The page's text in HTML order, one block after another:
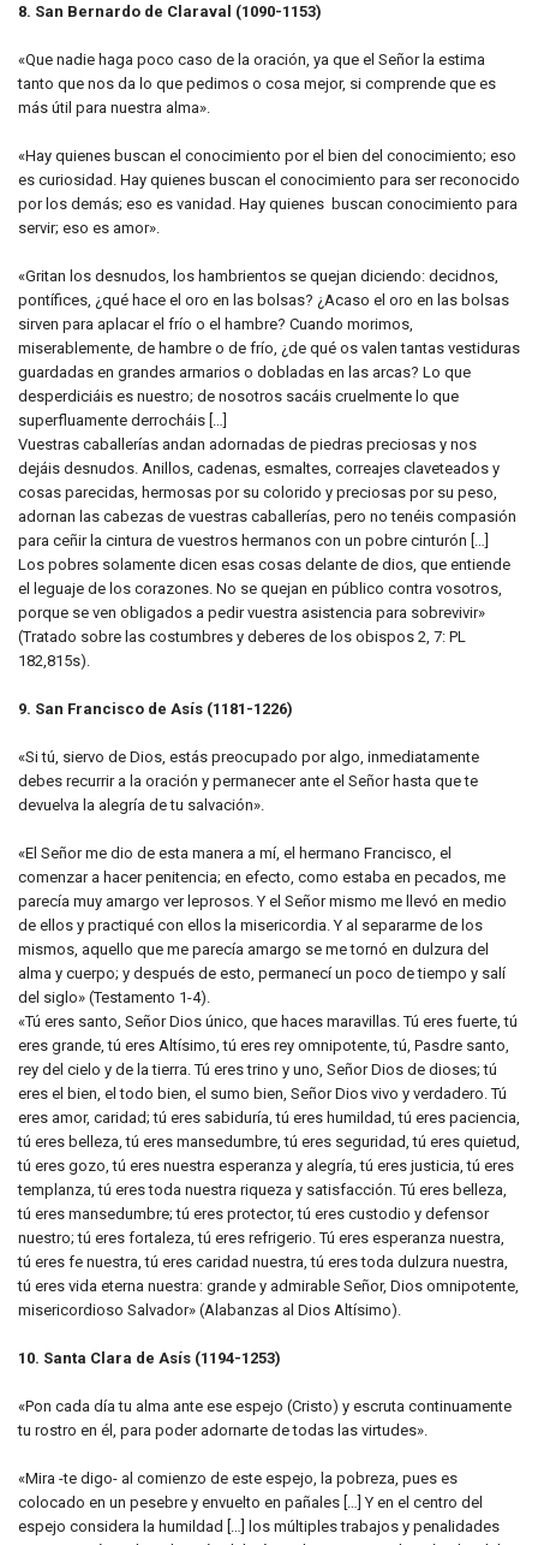
8. San Bernardo de Claraval (1090-1153)
«Que nadie haga poco caso de la oración, ya que el Señor la estima
tanto que nos da lo que pedimos o cosa mejor, si comprende que es
más útil para nuestra alma».
«Hay quienes buscan el conocimiento por el bien del conocimiento; eso
es curiosidad. Hay quienes buscan el conocimiento para ser reconocido
por los demás; eso es vanidad. Hay quienes buscan conocimiento para
servir; eso es amor».
«Gritan los desnudos, los hambrientos se quejan diciendo: decidnos,
pontífices, ¿qué hace el oro en las bolsas? ¿Acaso el oro en las bolsas
sirven para aplacar el frío o el hambre? Cuando morimos,
miserablemente, de hambre o de frío, ¿de qué os valen tantas vestiduras
guardadas en grandes armarios o dobladas en las arcas? Lo que
desperdiciáis es nuestro; de nosotros sacáis cruelmente lo que
superfluamente derrocháis […]
Vuestras caballerías andan adornadas de piedras preciosas y nos
dejáis desnudos. Anillos, cadenas, esmaltes, correajes claveteados y
cosas parecidas, hermosas por su colorido y preciosas por su peso,
adornan las cabezas de vuestras caballerías, pero no tenéis compasión
para ceñir la cintura de vuestros hermanos con un pobre cinturón […]
Los pobres solamente dicen esas cosas delante de dios, que entiende
el leguaje de los corazones. No se quejan en público contra vosotros,
porque se ven obligados a pedir vuestra asistencia para sobrevivir»
(Tratado sobre las costumbres y deberes de los obispos 2, 7: PL
182,815s).
9. San Francisco de Asís (1181-1226)
«Si tú, siervo de Dios, estás preocupado por algo, inmediatamente
debes recurrir a la oración y permanecer ante el Señor hasta que te
devuelva la alegría de tu salvación».
«El Señor me dio de esta manera a mí, el hermano Francisco, el
comenzar a hacer penitencia; en efecto, como estaba en pecados, me
parecía muy amargo ver leprosos. Y el Señor mismo me llevó en medio
de ellos y practiqué con ellos la misericordia. Y al separarme de los
mismos, aquello que me parecía amargo se me tornó en dulzura del
alma y cuerpo; y después de esto, permanecí un poco de tiempo y salí
del siglo» (Testamento 1-4).
«Tú eres santo, Señor Dios único, que haces maravillas. Tú eres fuerte, tú
eres grande, tú eres Altísimo, tú eres rey omnipotente, tú, Pasdre santo,
rey del cielo y de la tierra. Tú eres trino y uno, Señor Dios de dioses; tú
eres el bien, el todo bien, el sumo bien, Señor Dios vivo y verdadero. Tú
eres amor, caridad; tú eres sabiduría, tú eres humildad, tú eres paciencia,
tú eres belleza, tú eres mansedumbre, tú eres seguridad, tú eres quietud,
tú eres gozo, tú eres nuestra esperanza y alegría, tú eres justicia, tú eres
templanza, tú eres toda nuestra riqueza y satisfacción. Tú eres belleza,
tú eres mansedumbre; tú eres protector, tú eres custodio y defensor
nuestro; tú eres fortaleza, tú eres refrigerio. Tú eres esperanza nuestra,
tú eres fe nuestra, tú eres caridad nuestra, tú eres toda dulzura nuestra,
tú eres vida eterna nuestra: grande y admirable Señor, Dios omnipotente,
misericordioso Salvador» (Alabanzas al Dios Altísimo).
10. Santa Clara de Asís (1194-1253)
«Pon cada día tu alma ante ese espejo (Cristo) y escruta continuamente
tu rostro en él, para poder adornarte de todas las virtudes».
«Mira -te digo- al comienzo de este espejo, la pobreza, pues es
colocado en un pesebre y envuelto en pañales […] Y en el centro del
espejo considera la humildad […] los múltiples trabajos y penalidades